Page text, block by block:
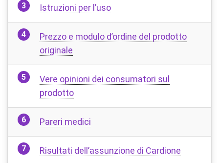
Istruzioni per l’uso
Prezzo e modulo d’ordine del prodotto
originale
Vere opinioni dei consumatori sul
prodotto
Pareri medici
Risultati dell’assunzione di Cardione